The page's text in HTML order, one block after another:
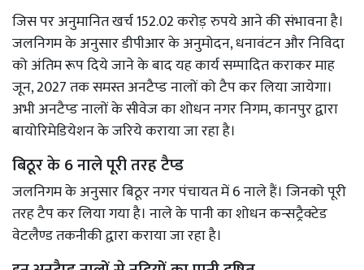
जिस पर अनुमानित खर्च 152.02 करोड़ रुपये आने की संभावना है।
जलनिगम के अनुसार डीपीआर के अनुमोदन, धनावंटन और निविदा
को अंतिम रूप दिये जाने के बाद यह कार्य सम्पादित कराकर माह
जून, 2027 तक समस्त अनटैप्ड नालों को टैप कर लिया जायेगा।
अभी अनटैप्ड नालों के सीवेज का शोधन नगर निगम, कानपुर द्वारा
बायोरिमेडियेशन के जरिये कराया जा रहा है।
बिठूर के 6 नाले पूरी तरह टैप्ड
जलनिगम के अनुसार बिठूर नगर पंचायत में 6 नाले हैं। जिनको पूरी
तरह टैप कर लिया गया है। नाले के पानी का शोधन कन्सट्रैक्टेड
वेटलैण्ड तकनीकी द्वारा कराया जा रहा है।